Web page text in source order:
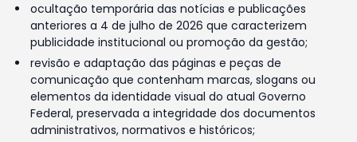
ocultação temporária das notícias e publicações
anteriores a 4 de julho de 2026 que caracterizem
publicidade institucional ou promoção da gestão;
revisão e adaptação das páginas e peças de
comunicação que contenham marcas, slogans ou
elementos da identidade visual do atual Governo
Federal, preservada a integridade dos documentos
administrativos, normativos e históricos;